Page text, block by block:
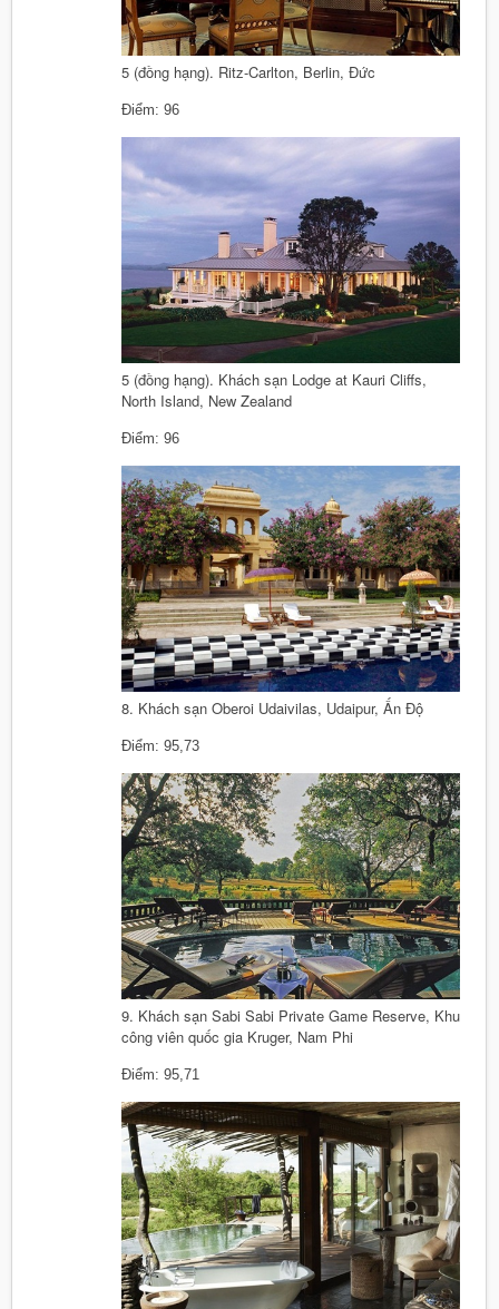
5 (đồng hạng). Ritz-Carlton, Berlin, Đức
Điểm: 96
5 (đồng hạng). Khách sạn Lodge at Kauri Cliffs,
North Island, New Zealand
Điểm: 96
8. Khách sạn Oberoi Udaivilas, Udaipur, Ấn Độ
Điểm: 95,73
9. Khách sạn Sabi Sabi Private Game Reserve, Khu
công viên quốc gia Kruger, Nam Phi
Điểm: 95,71